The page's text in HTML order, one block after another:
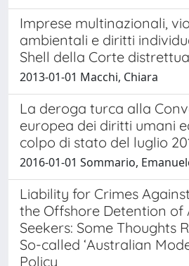
Imprese multinazionali,
ambientali e diritti
Shell della Corte
2013-01-01 Macchi, Chiara
La deroga turca alla
europea dei diritti umani
colpo di stato del luglio
2016-01-01 Sommario,
Liability for Crimes
the Offshore Detention of
Seekers: Some Thoughts
So-called ‘Australian
Policy